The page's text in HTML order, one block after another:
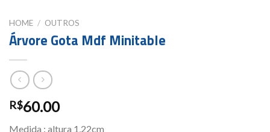
HOME / OUTROS
Árvore Gota Mdf Minitable
R$60.00
Medida : altura 1,22cm